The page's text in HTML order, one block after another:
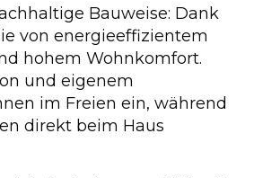
Bauweise: Dank
von energieeffizientem
hohem Wohnkomfort.
und eigenem
im Freien ein, während
direkt beim Haus